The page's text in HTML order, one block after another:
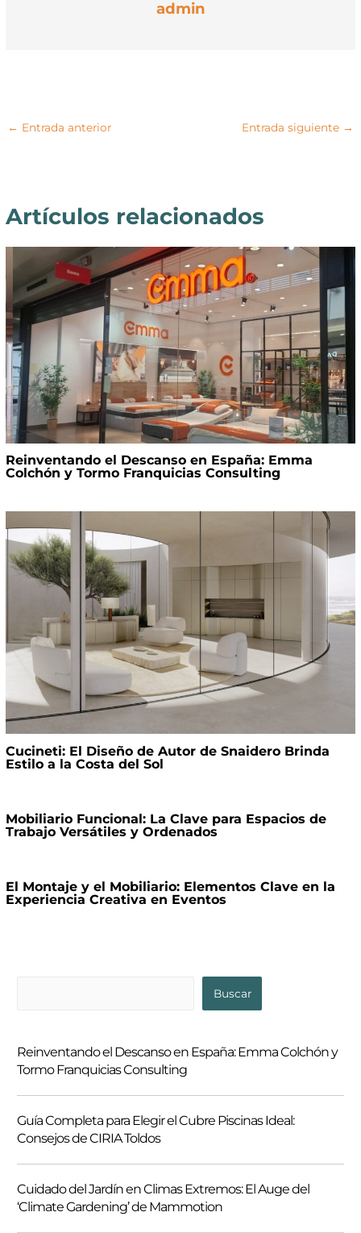
admin
← Entrada anterior Entrada siguiente →
Artículos relacionados
Reinventando el Descanso en España: Emma
Colchón y Tormo Franquicias Consulting
Cucineti: El Diseño de Autor de Snaidero Brinda
Estilo a la Costa del Sol
Mobiliario Funcional: La Clave para Espacios de
Trabajo Versátiles y Ordenados
El Montaje y el Mobiliario: Elementos Clave en la
Experiencia Creativa en Eventos
c
a
r
Buscar
Reinventando el Descanso en España: Emma Colchón y
Tormo Franquicias Consulting
Guía Completa para Elegir el Cubre Piscinas Ideal:
Consejos de CIRIA Toldos
Cuidado del Jardín en Climas Extremos: El Auge del
‘Climate Gardening’ de Mammotion